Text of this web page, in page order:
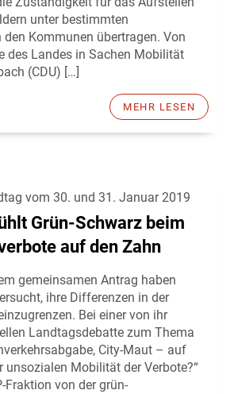
unter bestimmten
Kommunen übertragen. Von
des Landes in Sachen Mobilität
(CDU) […]
MEHR LESEN
vom 30. und 31. Januar 2019
Grün-Schwarz beim
auf den Zahn
gemeinsamen Antrag haben
ihre Differenzen in der
Bei einer von ihr
Landtagsdebatte zum Thema
City-Maut – auf
unsozialen Mobilität der Verbote?“
Fraktion von der grün-